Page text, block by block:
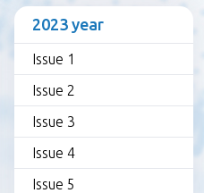
2023 year
Issue 1
Issue 2
Issue 3
Issue 4
Issue 5